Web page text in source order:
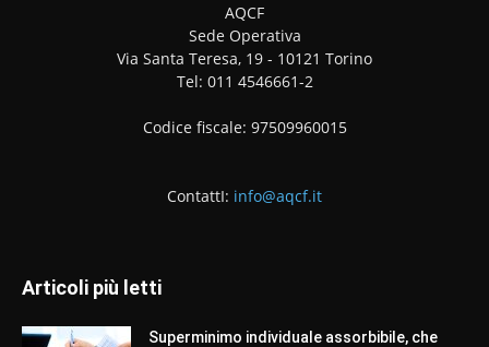
AQCF
Sede Operativa
Via Santa Teresa, 19 - 10121 Torino
Tel: 011 4546661-2
Codice fiscale: 97509960015
ContattI: info@aqcf.it
Articoli più letti
Superminimo individuale assorbibile, che